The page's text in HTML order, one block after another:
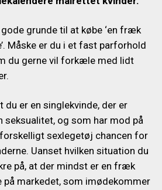
grunde til at købe ‘en fræk
Måske er du i et fast parforhold
du gerne vil forkæle med lidt
du er en singlekvinde, der er
seksualitet, og som har mod på
sexlegetøj chancen for
Uanset hvilken situation du
på, at der mindst er en fræk
på markedet, som imødekommer